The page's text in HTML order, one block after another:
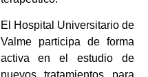
El Hospital Universitario de
Valme participa de forma
activa en el estudio de